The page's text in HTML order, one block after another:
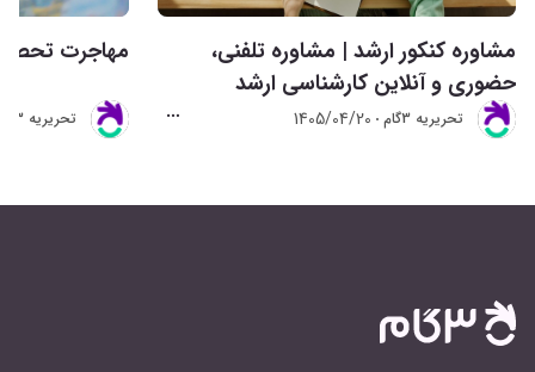
مشاوره کنکور ارشد | مشاوره تلفنی،
حضوری و آنلاین کارشناسی ارشد
تحريريه 3گام 1405/04/20
مهاجرت
تحريريه 3گام